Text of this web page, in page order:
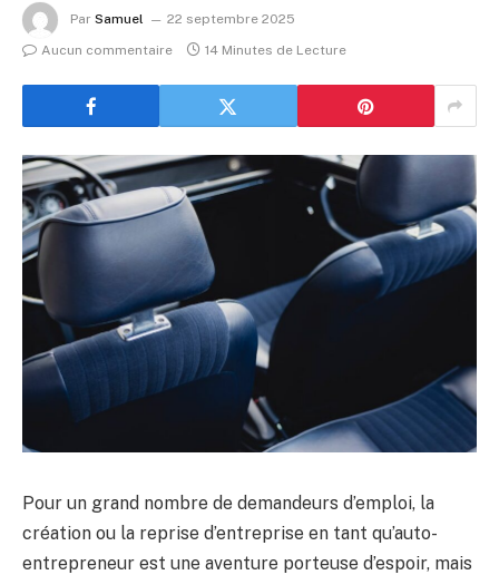
Par Samuel
22 septembre 2025
Aucun commentaire
14 Minutes de Lecture
Pour un grand nombre de demandeurs d’emploi, la
création ou la reprise d’entreprise en tant qu’auto-
entrepreneur est une aventure porteuse d’espoir, mais